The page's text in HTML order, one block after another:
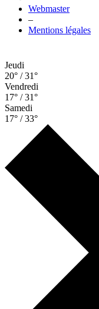
Webmaster
–
Mentions légales
Jeudi
20° / 31°
Vendredi
17° / 31°
Samedi
17° / 33°